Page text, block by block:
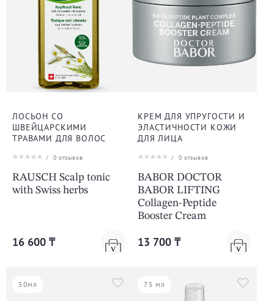
ЛОСЬОН СО
ШВЕЙЦАРСКИМИ
ТРАВАМИ ДЛЯ ВОЛОС
/ 0 отзывов
RAUSCH Scalp tonic
with Swiss herbs
16 600 ₸
КРЕМ ДЛЯ УПРУГОСТИ И
ЭЛАСТИЧНОСТИ КОЖИ
ДЛЯ ЛИЦА
/ 0 отзывов
BABOR DOCTOR
BABOR LIFTING
Collagen-Peptide
Booster Cream
13 700 ₸
50мл 75 мл